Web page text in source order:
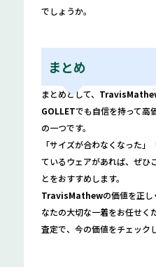
でしょうか。
まとめ
まとめとして、
GOLLETでも自信を持って高
の一つです。
「サイズが合わなくなった
ているウェアがあれば、ぜひ
とをおすすめします。
TravisMathewの価値を正し
なたの大切な一着をお任せく
査定で、今の価値をチェック